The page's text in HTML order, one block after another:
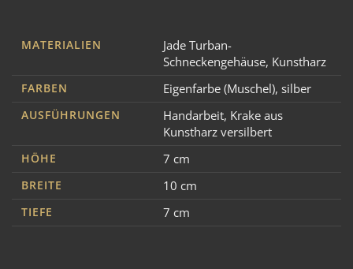
MATERIALIEN
Jade Turban-
Schneckengehäuse, Kunstharz
FARBEN Eigenfarbe (Muschel), silber
AUSFÜHRUNGEN Handarbeit, Krake aus
Kunstharz versilbert
HÖHE 7 cm
BREITE 10 cm
TIEFE 7 cm